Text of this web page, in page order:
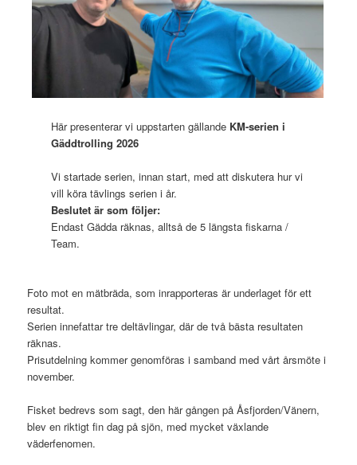
Här presenterar vi uppstarten gällande KM-serien i
Gäddtrolling 2026
Vi startade serien, innan start, med att diskutera hur vi
vill köra tävlings serien i år.
Beslutet är som följer:
Endast Gädda räknas, alltså de 5 längsta fiskarna /
Team.
Foto mot en mätbräda, som inrapporteras är underlaget för ett
resultat.
Serien innefattar tre deltävlingar, där de två bästa resultaten
räknas.
Prisutdelning kommer genomföras i samband med vårt årsmöte i
november.
Fisket bedrevs som sagt, den här gången på Åsfjorden/Vänern,
blev en riktigt fin dag på sjön, med mycket växlande
väderfenomen.